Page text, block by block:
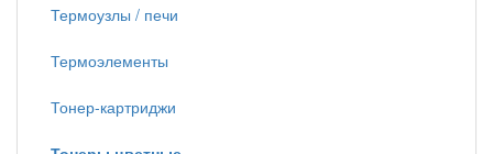
Термоузлы / печи
Термоэлементы
Тонер-картриджи